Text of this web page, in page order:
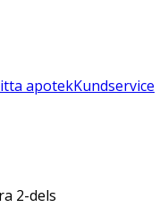
apotekKundservice
2-dels